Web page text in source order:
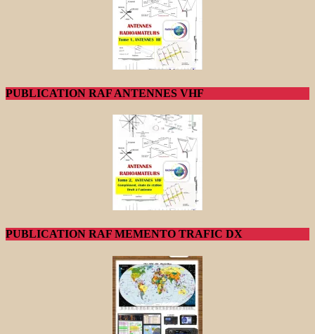
PUBLICATION RAF ANTENNES VHF
PUBLICATION RAF MEMENTO TRAFIC DX